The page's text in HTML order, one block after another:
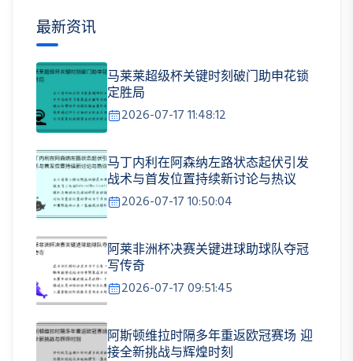
最新资讯
马莱莱超级杯关键时刻破门助申花锁
定胜局
2026-07-17 11:48:12
马丁内利在阿森纳左路状态起伏引发
战术与首发位置持续新讨论与热议
2026-07-17 10:50:04
阿莱非洲杯决赛关键进球助球队夺冠
写传奇
2026-07-17 09:51:45
阿斯顿维拉时隔多年重返欧冠赛场 迎
接全新挑战与辉煌时刻